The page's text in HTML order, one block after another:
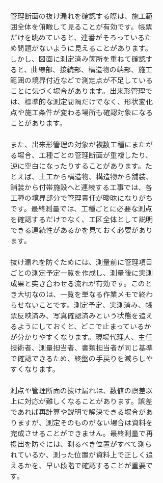
管理断面の抜け漏れを確認する際は、施工範
囲全体を俯瞰して見ることが有効です。帳票
だけを眺めていると、連番がそろっているた
め問題がないように見えることがあります。
しかし、図面に測定済み箇所を重ねて確認す
ると、曲線部、接続部、構造物の端部、施工
範囲の境界付近などで測定点が不足している
ことに気づく場合があります。出来形管理で
は、標準的な測定間隔だけでなく、形状変化
点や施工条件が変わる場所も確認対象になる
ことがあります。
また、出来形管理の対象が複数工種にまたが
る場合、工種ごとの管理断面が重複したり、
逆に空白になったりすることがあります。た
とえば、土工から構造物、構造物から舗装、
舗装から付帯施設へと連続する工事では、各
工種の境界部分で管理責任が曖昧になりがち
です。最終測量では、工種ごとに必要な測点
を確認するだけでなく、工区全体として説明
できる連続性があるかを見ておく必要があり
ます。
抜け漏れを防ぐためには、測量前に管理項目
ごとの測定予定一覧を作成し、測量後に実測
成果と突き合わせる流れが有効です。このと
き大切なのは、一覧を単なる作業メモで終わ
らせないことです。測定予定、実測済み、帳
票反映済み、写真確認済みという状態を追え
るようにしておくと、どこで止まっているか
が分かりやすくなります。現場代理人、主任
技術者、測量担当者、書類担当者が同じ基準
で確認できるため、終盤の手戻りを減らしや
すくなります。
測点や管理断面の抜け漏れは、数値の誤差以
上に対応が難しくなることがあります。誤差
であれば再計算や説明で解決できる場合があ
りますが、測定そのものがない場合は資料を
完成させることができません。最終測量で再
提出を防ぐには、測るべき位置がすべて測ら
れているか、測った位置が資料上で正しく追
えるかを、早い段階で確認することが重要で
す。